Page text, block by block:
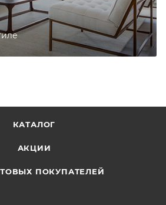
КАТАЛОГ
АКЦИИ
ПОКУПАТЕЛЕЙ